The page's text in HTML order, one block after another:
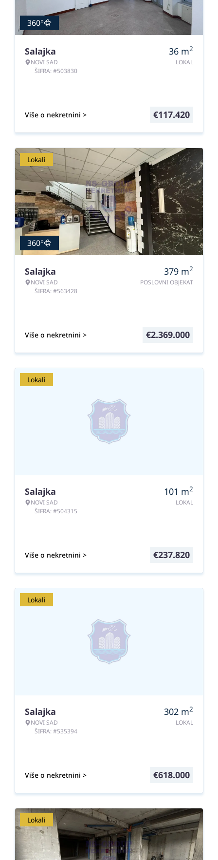
360°
Salajka
NOVI SAD
ŠIFRA: #503830
36 m2
LOKAL
Više o nekretnini > €117.420
Lokali
360°
Salajka
NOVI SAD
ŠIFRA: #563428
379 m2
POSLOVNI OBJEKAT
Više o nekretnini > €2.369.000
Lokali
Salajka
NOVI SAD
ŠIFRA: #504315
101 m2
LOKAL
Više o nekretnini > €237.820
Lokali
Salajka
NOVI SAD
ŠIFRA: #535394
302 m2
LOKAL
Više o nekretnini > €618.000
Lokali